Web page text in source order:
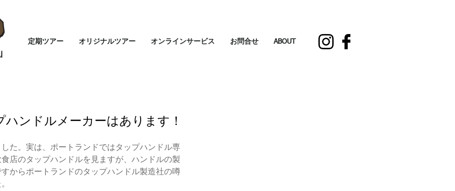
定期ツアー オリジナルツアー オンラインサービス お問合せ ABOUT
ンドルメーカーはあります！
た。実は、ポートランドではタップハンドル専
店のタップハンドルを見ますが、ハンドルの製
からポートランドのタップハンドル製造社の噂